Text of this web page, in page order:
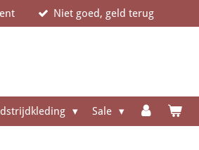
Niet goed, geld terug
Sale